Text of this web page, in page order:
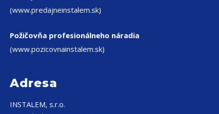
(www.predajneinstalem.sk)
Požičovňa profesionálneho náradia
(www.pozicovnainstalem.sk)
Adresa
INSTALEM, s.r.o.